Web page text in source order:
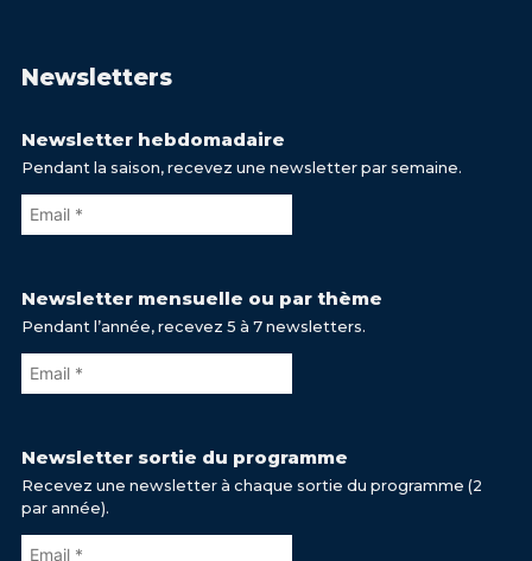
Newsletters
Newsletter hebdomadaire
Pendant la saison, recevez une newsletter par semaine.
Newsletter mensuelle ou par thème
Pendant l’année, recevez 5 à 7 newsletters.
Newsletter sortie du programme
Recevez une newsletter à chaque sortie du programme (2
par année).